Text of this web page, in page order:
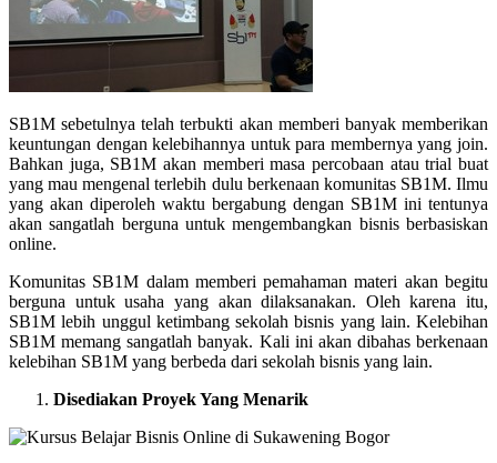
SB1M sebetulnya telah terbukti akan memberi banyak memberikan
keuntungan dengan kelebihannya untuk para membernya yang join.
Bahkan juga, SB1M akan memberi masa percobaan atau trial buat
yang mau mengenal terlebih dulu berkenaan komunitas SB1M. Ilmu
yang akan diperoleh waktu bergabung dengan SB1M ini tentunya
akan sangatlah berguna untuk mengembangkan bisnis berbasiskan
online.
Komunitas SB1M dalam memberi pemahaman materi akan begitu
berguna untuk usaha yang akan dilaksanakan. Oleh karena itu,
SB1M lebih unggul ketimbang sekolah bisnis yang lain. Kelebihan
SB1M memang sangatlah banyak. Kali ini akan dibahas berkenaan
kelebihan SB1M yang berbeda dari sekolah bisnis yang lain.
Disediakan Proyek Yang Menarik